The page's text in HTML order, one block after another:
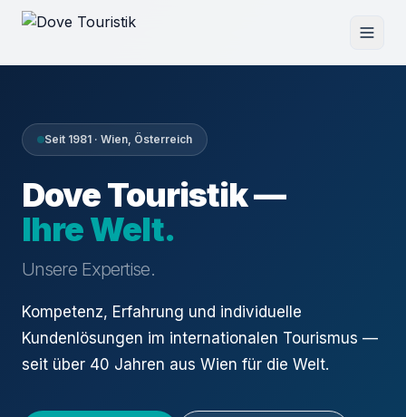
Seit 1981 · Wien, Österreich
Dove Touristik —
Ihre Welt.
Unsere Expertise.
Kompetenz, Erfahrung und individuelle
Kundenlösungen im internationalen Tourismus —
seit über 40 Jahren aus Wien für die Welt.